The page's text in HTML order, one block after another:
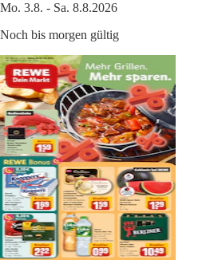
Mo. 3.8. - Sa. 8.8.2026
Noch bis morgen gültig